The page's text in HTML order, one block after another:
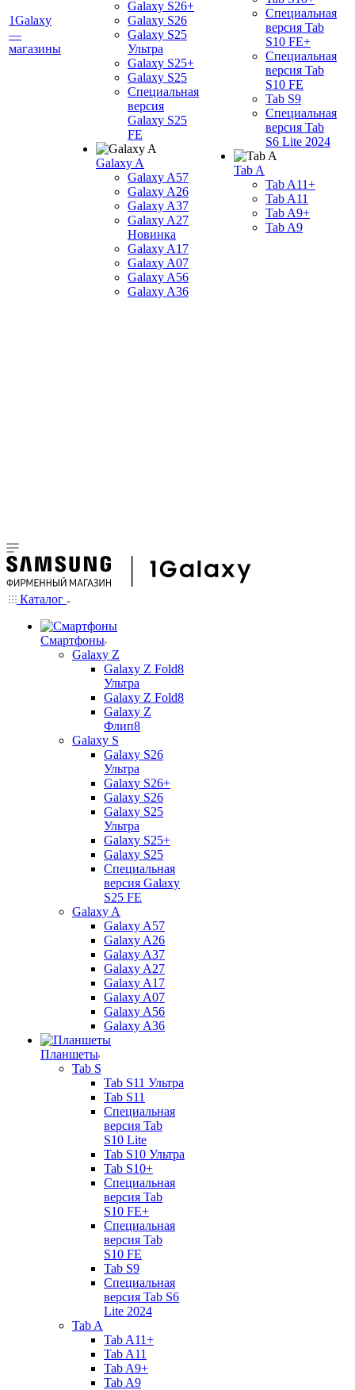
1Galaxy
—
магазины
Galaxy S26+
Galaxy S26
Galaxy S25
Ультра
Galaxy S25+
Galaxy S25
Специальная
версия
Galaxy S25
FE
Galaxy A
Galaxy A57
Galaxy A26
Galaxy A37
Galaxy A27
Новинка
Galaxy A17
Galaxy A07
Galaxy A56
Galaxy A36
Специальная
версия Tab
S10 FE+
Специальная
версия Tab
S10 FE
Tab S9
Специальная
версия Tab
S6 Lite 2024
Tab A
Tab A11+
Tab A11
Tab A9+
Tab A9
Каталог
Смартфоны
Galaxy Z
Galaxy Z Fold8
Ультра
Galaxy Z Fold8
Galaxy Z
Флип8
Galaxy S
Galaxy S26
Ультра
Galaxy S26+
Galaxy S26
Galaxy S25
Ультра
Galaxy S25+
Galaxy S25
Специальная
версия Galaxy
S25 FE
Galaxy A
Galaxy A57
Galaxy A26
Galaxy A37
Galaxy A27
Galaxy A17
Galaxy A07
Galaxy A56
Galaxy A36
Планшеты
Tab S
Tab S11 Ультра
Tab S11
Специальная
версия Tab
S10 Lite
Tab S10 Ультра
Tab S10+
Специальная
версия Tab
S10 FE+
Специальная
версия Tab
S10 FE
Tab S9
Специальная
версия Tab S6
Lite 2024
Tab A
Tab A11+
Tab A11
Tab A9+
Tab A9